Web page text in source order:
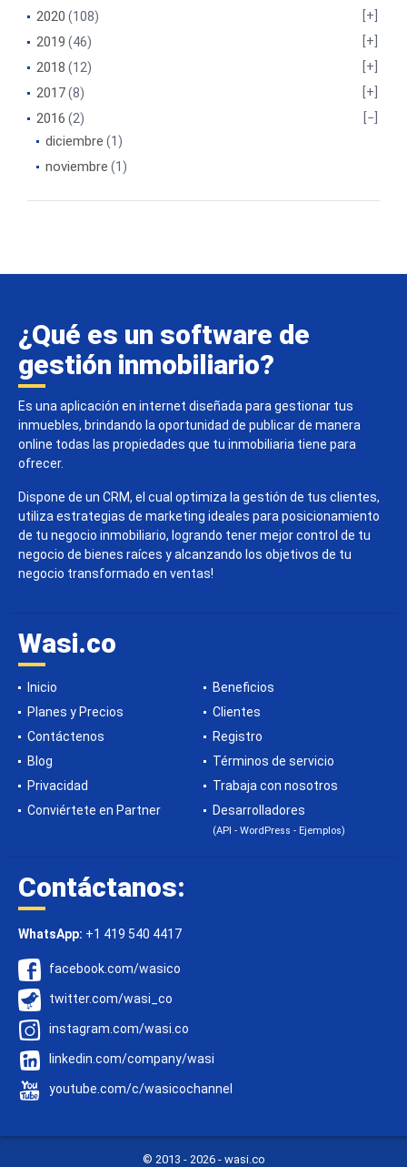
2020 (108)
2019 (46)
2018 (12)
2017(8)
2016 (2)
diciembre (1)
noviembre (1)
¿Qué es un software de
gestión inmobiliario?
Es una aplicación en internet diseñada para gestionar tus
inmuebles, brindando la oportunidad de publicar de manera
online todas las propiedades que tu inmobiliaria tiene para
ofrecer.
Dispone de un CRM, el cual optimiza la gestión de tus clientes,
utiliza estrategias de marketing ideales para posicionamiento
de tu negocio inmobiliario, logrando tener mejor control de tu
negocio de bienes raíces y alcanzando los objetivos de tu
negocio transformado en ventas!
Wasi.co
Inicio
Beneficios
Planes y Precios
Clientes
Contáctenos
Registro
Blog
Términos de servicio
Privacidad
Trabaja con nosotros
Conviértete en Partner
Desarrolladores
(API - WordPress - Ejemplos)
Contáctanos:
WhatsApp: +1 419 540 4417
facebook.com/wasico
twitter.com/wasi_co
instagram.com/wasi.co
linkedin.com/company/wasi
youtube.com/c/wasicochannel
© 2013 - 2026 - wasi.co